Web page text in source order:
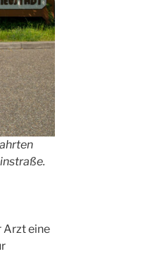
Arzt eine